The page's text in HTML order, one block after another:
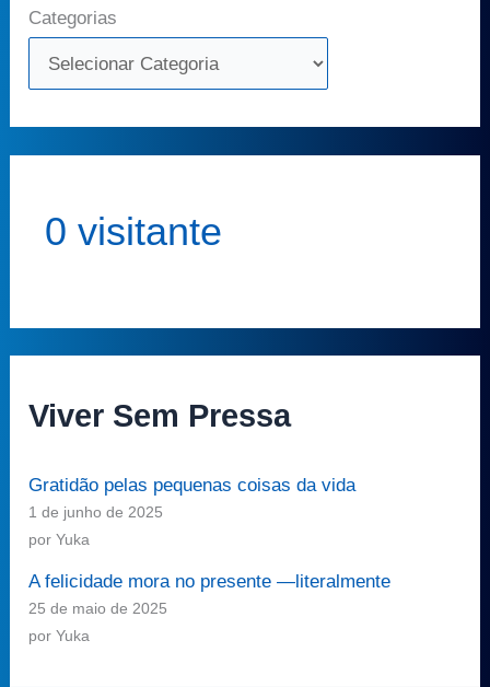
Categorias
0 visitante
Viver Sem Pressa
Gratidão pelas pequenas coisas da vida
1 de junho de 2025
por Yuka
A felicidade mora no presente —literalmente
25 de maio de 2025
por Yuka